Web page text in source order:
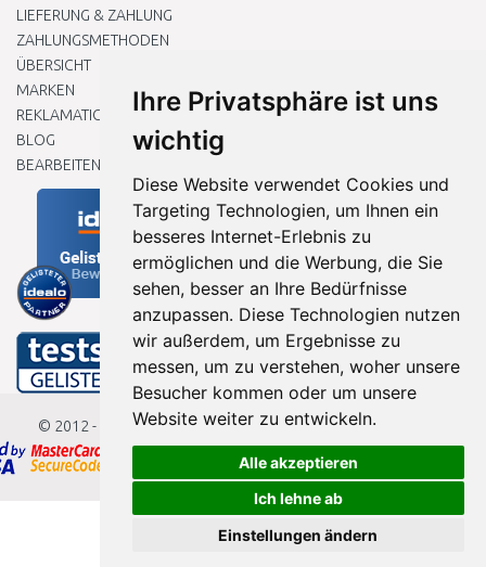
Ihre Privatsphäre ist uns
wichtig
Diese Website verwendet Cookies und
Targeting Technologien, um Ihnen ein
besseres Internet-Erlebnis zu
ermöglichen und die Werbung, die Sie
sehen, besser an Ihre Bedürfnisse
anzupassen. Diese Technologien nutzen
wir außerdem, um Ergebnisse zu
messen, um zu verstehen, woher unsere
Besucher kommen oder um unsere
Website weiter zu entwickeln.
Alle akzeptieren
Ich lehne ab
Einstellungen ändern
LIEFERUNG & ZAHLUNG
ZAHLUNGSMETHODEN
ÜBERSICHT
MARKEN
REKLAMATIONEN UND RETOUREN
BLOG
BEARBEITEN SIE MEINE COOKIE-EINSTELLUNGEN
© 2012 - 2026Baumarkteu.de